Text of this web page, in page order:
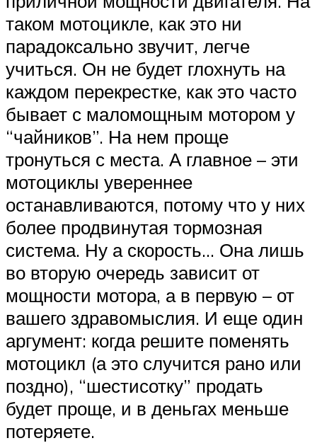
таком мотоцикле, как это ни
парадоксально звучит, легче
учиться. Он не будет глохнуть на
каждом перекрестке, как это часто
бывает с маломощным мотором у
“чайников”. На нем проще
тронуться с места. А главное – эти
мотоциклы увереннее
останавливаются, потому что у них
более продвинутая тормозная
система. Ну а скорость… Она лишь
во вторую очередь зависит от
мощности мотора, а в первую – от
вашего здравомыслия. И еще один
аргумент: когда решите поменять
мотоцикл (а это случится рано или
поздно), “шестисотку” продать
будет проще, и в деньгах меньше
потеряете.